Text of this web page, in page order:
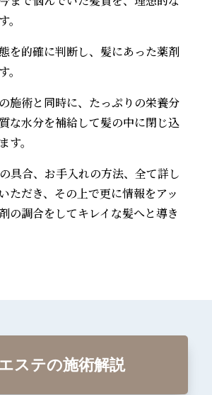
を的確に判断し、髪にあった薬剤
施術と同時に、たっぷりの栄養分
な水分を補給して髪の中に閉じ込
す。
具合、お手入れの方法、全て詳し
ただき、その上で更に情報をアッ
の調合をしてキレイな髪へと導き
ステの施術解説